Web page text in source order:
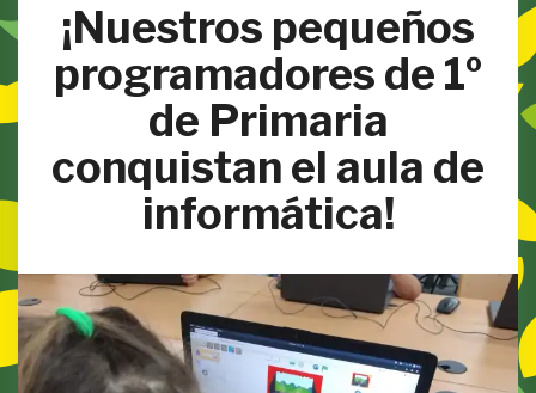
¡Nuestros pequeños
programadores de 1º
de Primaria
conquistan el aula de
informática!